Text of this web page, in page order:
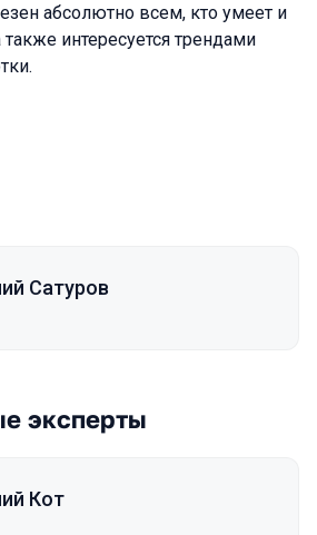
абсолютно всем, кто умеет и
интересуется трендами
Сатуров
эксперты
Кот